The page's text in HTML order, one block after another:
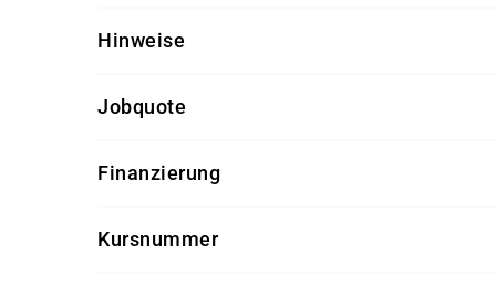
Hinweise
Jobquote
Finanzierung
Kursnummer